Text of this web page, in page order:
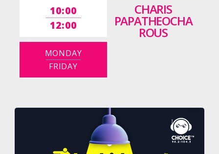
10:00
12:00
MONDAY
FRIDAY
CHARIS
PAPATHEOCHA
ROUS